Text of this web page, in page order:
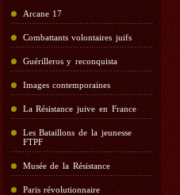
Arcane 17
Combattants volontaires juifs
Guérilleros y reconquista
Images contemporaines
La Résistance juive en France
Les Bataillons de la jeunesse
FTPF
Musée de la Résistance
Paris révolutionnaire